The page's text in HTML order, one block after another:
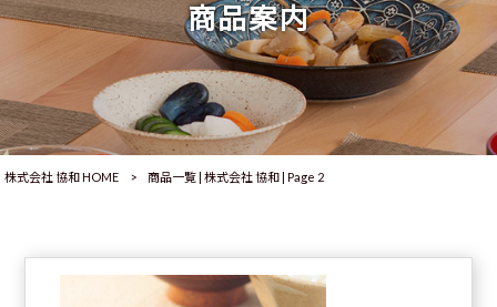
商品案内
株式会社 協和 HOME > 商品一覧 | 株式会社 協和 | Page 2